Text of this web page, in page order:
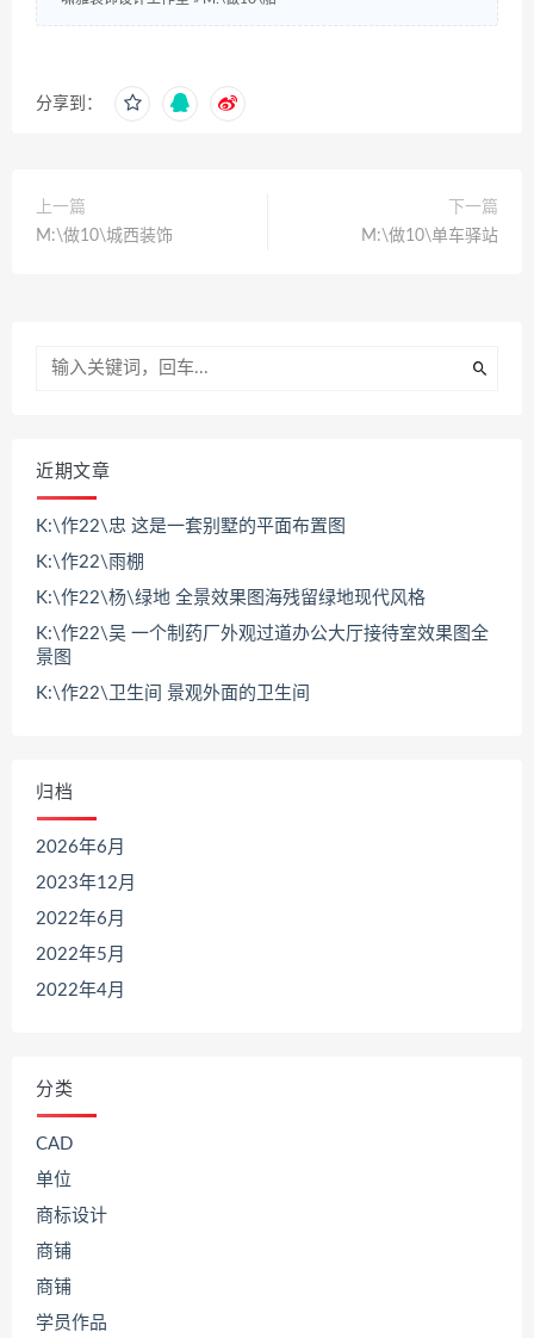
分享到：
上一篇
M:\做10\城西装饰
下一篇
M:\做10\单车驿站
近期文章
K:\作22\忠 这是一套别墅的平面布置图
K:\作22\雨棚
K:\作22\杨\绿地 全景效果图海残留绿地现代风格
K:\作22\吴 一个制药厂外观过道办公大厅接待室效果图全
景图
K:\作22\卫生间 景观外面的卫生间
归档
2026年6月
2023年12月
2022年6月
2022年5月
2022年4月
分类
CAD
单位
商标设计
商铺
商铺
学员作品